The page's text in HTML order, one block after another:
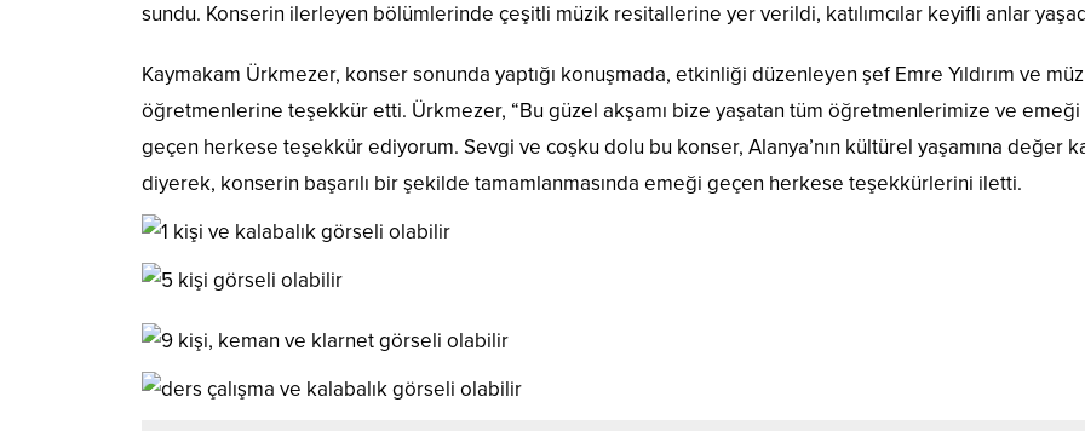
sundu. Konserin ilerleyen bölümlerinde çeşitli müzik resitallerine yer verildi, katılımcılar keyifli anlar
Kaymakam Ürkmezer, konser sonunda yaptığı konuşmada, etkinliği düzenleyen şef Emre Yıldırım ve
öğretmenlerine teşekkür etti. Ürkmezer, “Bu güzel akşamı bize yaşatan tüm öğretmenlerimize ve emeği
geçen herkese teşekkür ediyorum. Sevgi ve coşku dolu bu konser, Alanya’nın kültürel yaşamına değer
diyerek, konserin başarılı bir şekilde tamamlanmasında emeği geçen herkese teşekkürlerini iletti.